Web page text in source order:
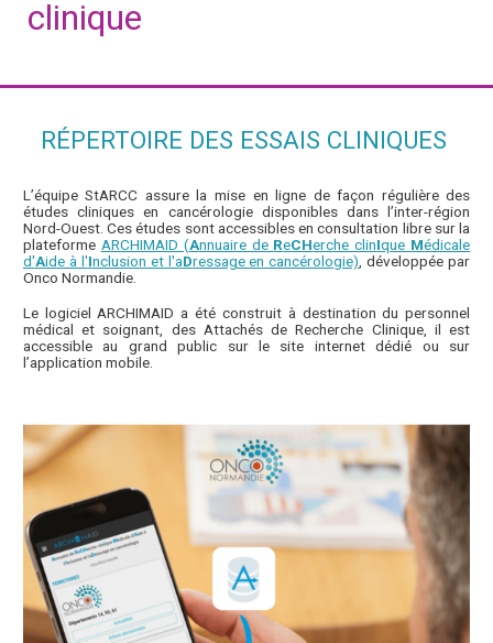
clinique
RÉPERTOIRE DES ESSAIS CLINIQUES
L’équipe StARCC assure la mise en ligne de façon régulière des
études cliniques en cancérologie disponibles dans l’inter-région
Nord-Ouest. Ces études sont accessibles en consultation libre sur la
plateforme ARCHIMAID (Annuaire de ReCHerche clinIque Médicale
d'Aide à l'Inclusion et l'aDressage en cancérologie) , développée par
Onco Normandie.
Le logiciel ARCHIMAID a été construit à destination du personnel
médical et soignant, des Attachés de Recherche Clinique, il est
accessible au grand public sur le site internet dédié ou sur
l’application mobile.